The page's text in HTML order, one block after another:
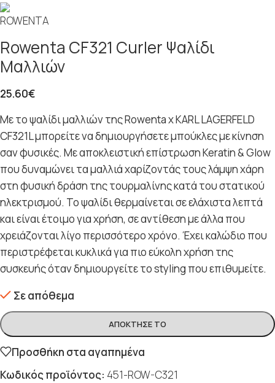
Rowenta CF321 Curler Ψαλίδι
Μαλλιών
25.60€
Με το ψαλίδι μαλλιών της Rowenta x KARL LAGERFELD
CF321L μπορείτε να δημιουργήσετε μπούκλες με κίνηση
σαν φυσικές. Με αποκλειστική επίστρωση Keratin & Glow
που δυναμώνει τα μαλλιά χαρίζοντάς τους λάμψη χάρη
στη φυσική δράση της τουρμαλίνης κατά του στατικού
ηλεκτρισμού. Το ψαλίδι θερμαίνεται σε ελάχιστα λεπτά
και είναι έτοιμο για χρήση, σε αντίθεση με άλλα που
χρειάζονται λίγο περισσότερο χρόνο. Έχει καλώδιο που
περιστρέφεται κυκλικά για πιο εύκολη χρήση της
συσκευής όταν δημιουργείτε το styling που επιθυμείτε.
Σε απόθεμα
ΑΠΌΚΤΗΣΈ ΤΟ
Προσθήκη στα αγαπημένα
Κωδικός προϊόντος: 451-ROW-C321